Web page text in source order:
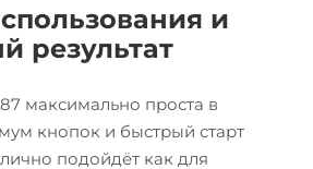
и
результат
максимально проста в
кнопок и быстрый старт
подойдёт как для